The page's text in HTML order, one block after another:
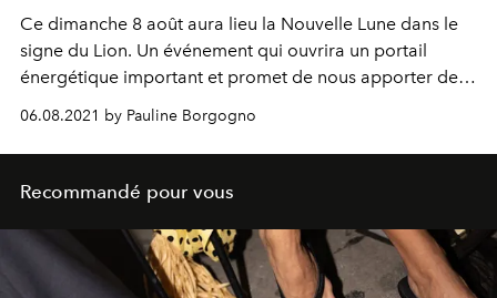
Ce dimanche 8 août aura lieu la Nouvelle Lune dans le
signe du Lion. Un événement qui ouvrira un portail
énergétique important et promet de nous apporter de
bonnes vibrations. Pour accueillir ce nouveau cycle avec
bienveillance, L'OFFICIEL a sélectionné les bijoux-
talismans à s'offrir en cette occasion unique.
06.08.2021 by Pauline Borgogno
Recommandé pour vous